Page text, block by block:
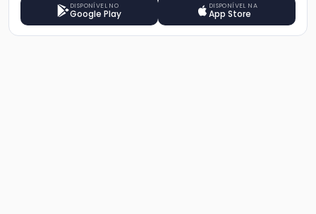
DISPONÍVEL NO
Google Play
DISPONÍVEL NA
App Store